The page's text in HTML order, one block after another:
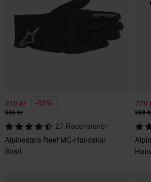
319 kr -42%
549 kr
27 Recensioner
Alpinestars Reef MC-Handskar
Svart
779
999